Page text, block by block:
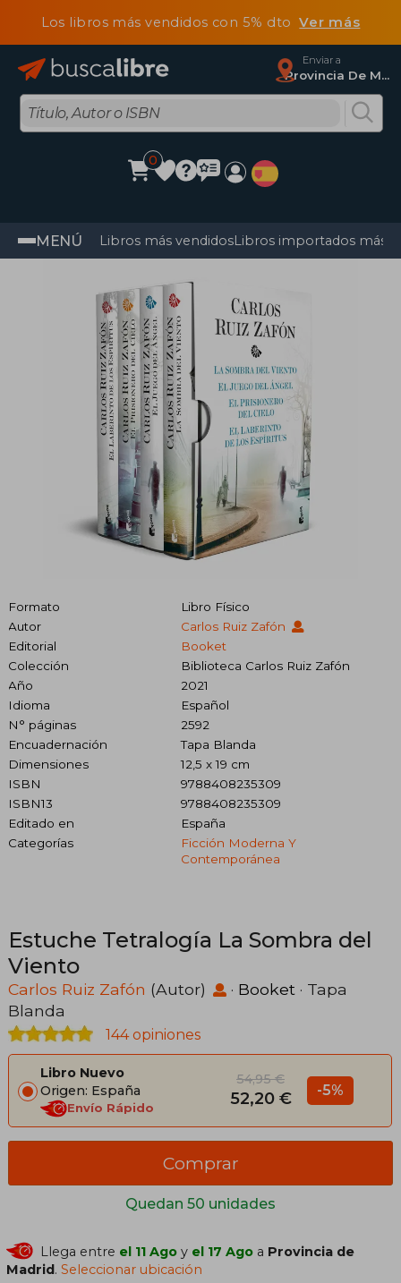
Los libros más vendidos con 5% dtoVer más
Enviar a
Provincia De Madrid
0
MENÚ Libros más vendidosLibros importados más
Formato
Libro Físico
Autor
Carlos Ruiz Zafón
Editorial
Booket
Colección
Biblioteca Carlos Ruiz Zafón
Año
2021
Idioma
Español
N° páginas
2592
Encuadernación
Tapa Blanda
Dimensiones
12,5 x 19 cm
ISBN
9788408235309
ISBN13
9788408235309
Editado en
España
Categorías
Ficción Moderna Y
Contemporánea
Estuche Tetralogía La Sombra del
Viento
Carlos Ruiz Zafón (Autor) · Booket · Tapa
Blanda
144 opiniones
Libro Nuevo
Origen: España
Envío Rápido
54,95 €
52,20 € -5%
Quedan 50 unidades
Comprar
Llega entre el 11 Ago y el 17 Ago a Provincia de
Madrid .Seleccionar ubicación